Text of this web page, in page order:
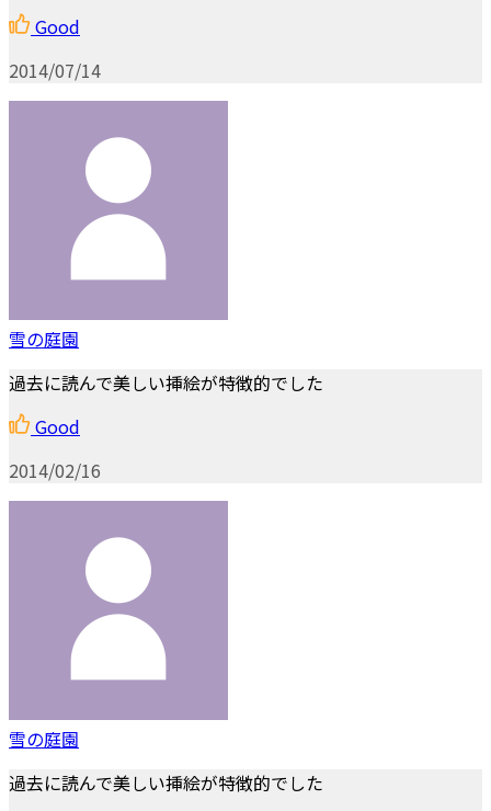
Good
2014/07/14
雪の庭園
過去に読んで美しい挿絵が特徴的でした
Good
2014/02/16
雪の庭園
過去に読んで美しい挿絵が特徴的でした